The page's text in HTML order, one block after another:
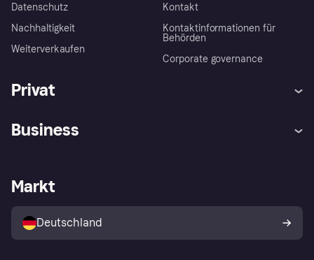
Datenschutz
Nachhaltigkeit
Weiterverkaufen
Kontakt
Kontaktinformationen für
Behörden
Corporate governance
Privat
Klarna App
Shops entdecken
Käuferschutzrichtlinie
Dein Widerrufsrecht
Business
Händlerportal
Markt
Deutschland